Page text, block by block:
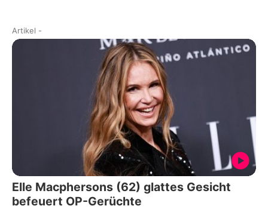
Artikel -
Elle Macphersons (62) glattes Gesicht
befeuert OP-Gerüchte